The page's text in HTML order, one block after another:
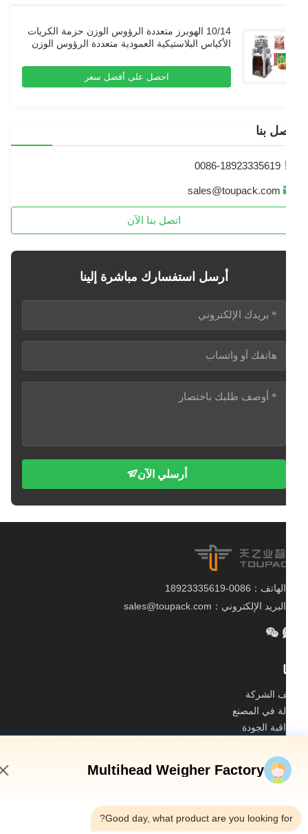
10/14 الهوبرز متعددة الرؤوس الوزن حزمة الكريات
الأكياس البلاستيكية العمودية متعددة الرؤوس الوزن
حزمة
احصل على أفضل سعر
بنا
0086-18923335619
sales@toupack.com
اتصل بنا الآن
أرسل استفسارك مباشرة إلينا
أرسلي الآن
الهاتف：0086-18923335619
البريد الإلكتروني：sales@toupack.com
الشركة
في المصنع
الجودة
Multihead Weigher Factory
Good day, what product are you looking